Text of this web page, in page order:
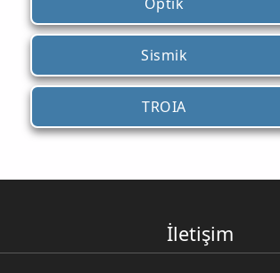
Optik
Sismik
TROIA
İletişim